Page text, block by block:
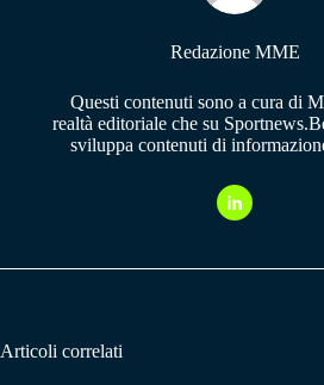
Redazione MME
Questi contenuti sono a cura di
realtà editoriale che su
sviluppa contenuti di
Articoli correlati